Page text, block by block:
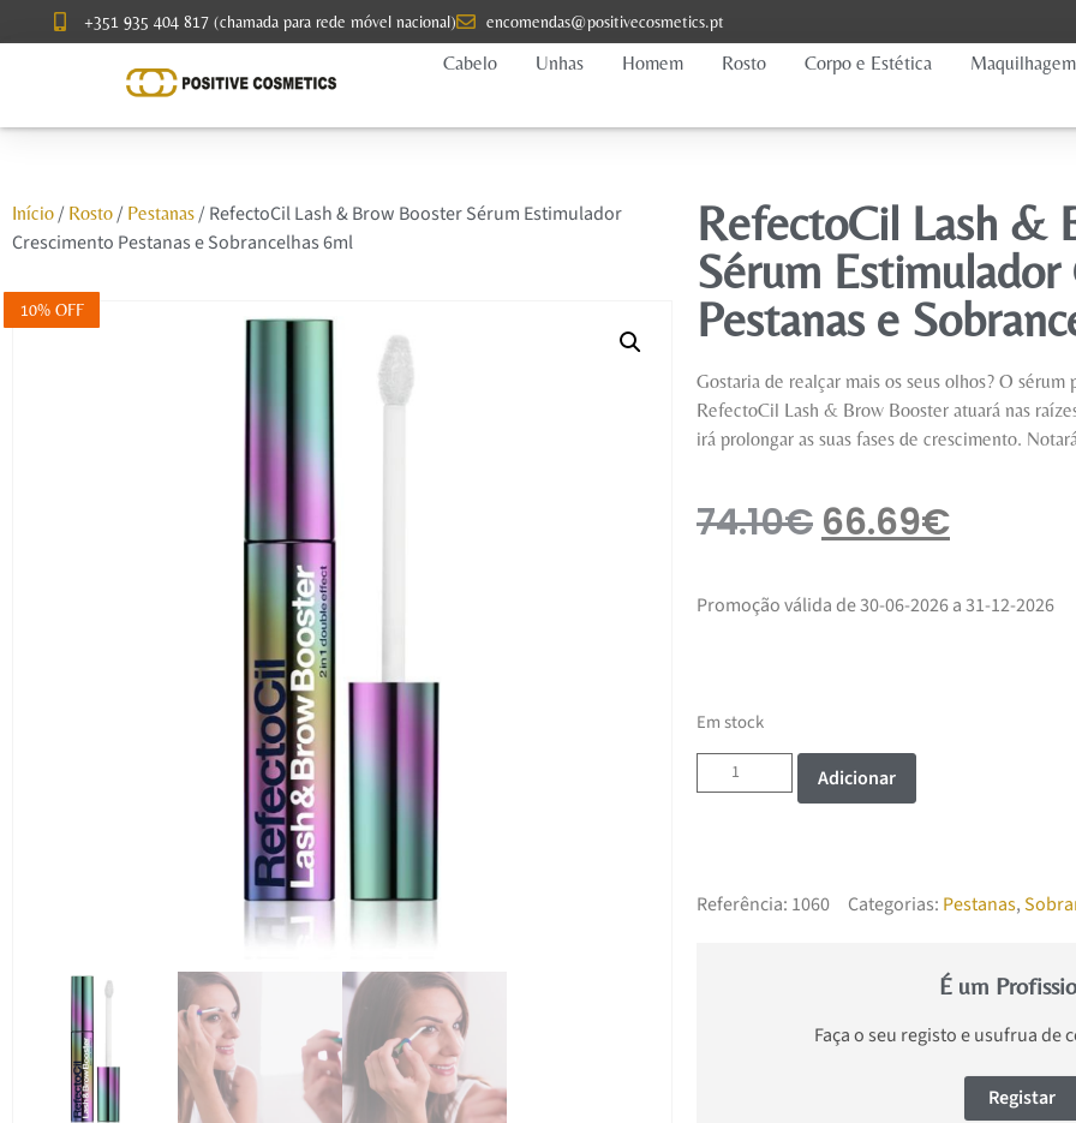
+351 935 404 817 (chamada para rede móvel nacional) encomendas@positivecosmetics.pt
Cabelo Unhas Homem Rosto Corpo e Estética Maquilhagem
Início/ Rosto/ Pestanas/ RefectoCil Lash & Brow Booster Sérum Estimulador
Crescimento Pestanas e Sobrancelhas 6ml
10% OFF
RefectoCil Lash &
Sérum
Pestanas e
Gostaria de realçar mais os seus olhos? O
RefectoCil Lash & Brow Booster atuará nas
irá prolongar as suas fases de crescimento.
74.10€ 66.69€
Promoção válida de 30-06-2026 a 31-12-2026
Em stock
Adicionar
Referência: 1060 Categorias: Pestanas,
É um
Faça o seu registo e usufrua de
Registar